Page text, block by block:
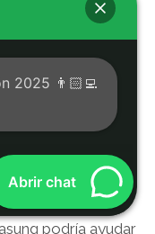
ayudar a dirigir
de citas. Al
funciones de
el dharma
se
se llamaba
y las
podría ayudar
2025 👨🏻‍💻
Abrir chat